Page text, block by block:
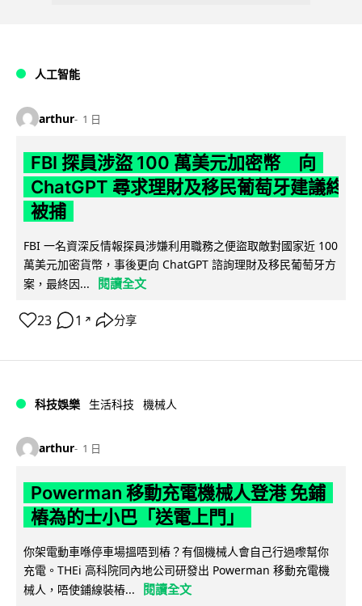
人工智能
arthur 1 日
FBI 探員涉盜 100 萬美元加密幣 向
ChatGPT 尋求理財及移民葡萄牙建議終
被捕
FBI 一名資深反情報探員涉嫌利用職務之便盜取敵對國家近 100
萬美元加密貨幣，事後更向 ChatGPT 諮詢理財及移民葡萄牙方
案，最終因...
閱讀全文
23 1 ↗ 分享
科技娛樂 生活科技 機械人
arthur 1 日
Powerman 移動充電機械人登港 免鋪
樁為的士小巴「送電上門」
你架電動車喺停車場搵唔到樁？有個機械人會自己行過嚟幫你
充電。THEi 高科院同內地公司研發出 Powerman 移動充電機
械人，唔使鋪線裝樁...
閱讀全文